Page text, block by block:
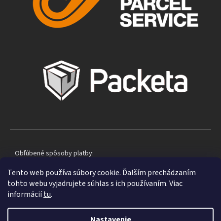
Tento web používa súbory cookie. Ďalším prechádzaním
tohto webu vyjadrujete súhlas s ich používaním. Viac
informáciítu.
Obľúbené spôsoby platby: